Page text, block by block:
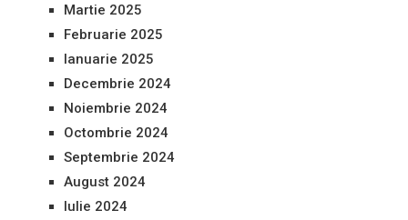
Martie 2025
Februarie 2025
Ianuarie 2025
Decembrie 2024
Noiembrie 2024
Octombrie 2024
Septembrie 2024
August 2024
Iulie 2024